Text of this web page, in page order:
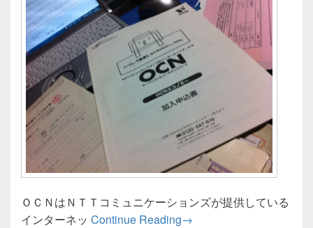
ＯＣＮはＮＴＴコミュニケーションズが提供している
インターネッ Continue ReadingOCN専用線の事を振り返
→